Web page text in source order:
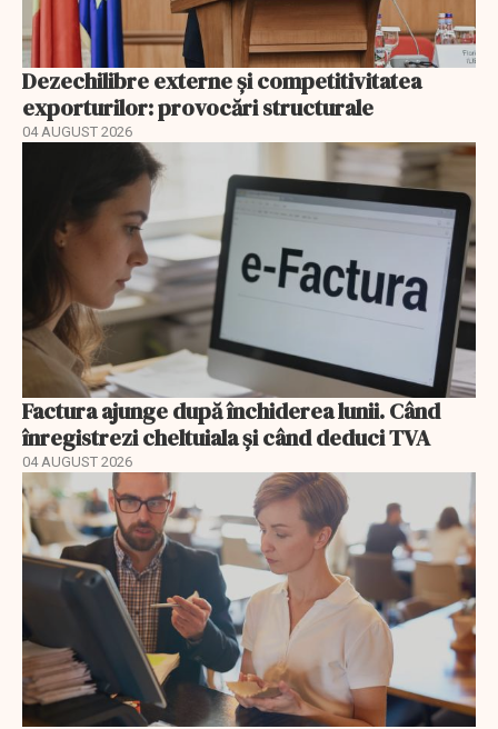
Dezechilibre externe și competitivitatea
exporturilor: provocări structurale
04 AUGUST 2026
Factura ajunge după închiderea lunii. Când
înregistrezi cheltuiala și când deduci TVA
04 AUGUST 2026